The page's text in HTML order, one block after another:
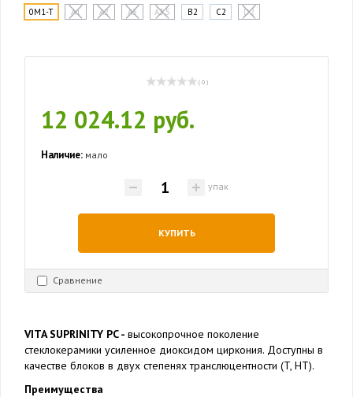
0M1-T A1 A2 A3 A3,5 B2 C2 D2
( 0 )
12 024.12 руб.
Наличие: мало
упак
КУПИТЬ
Сравнение
VITA SUPRINITY PC - высокопрочное поколение
стеклокерамики усиленное диоксидом циркония. Доступны в
качестве блоков в двух степенях транслюцентности (T, HT).
Преимущества